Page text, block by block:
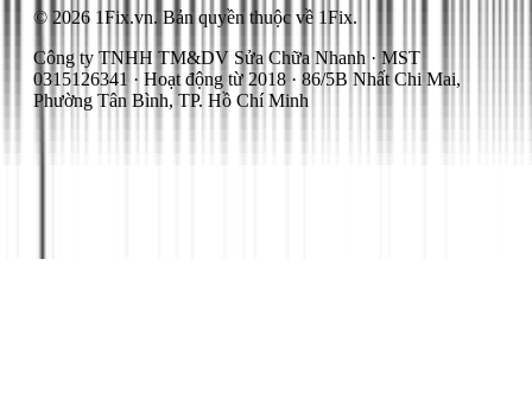
© 2026 1Fix.vn. Bản quyền thuộc về 1Fix.
Công ty TNHH TM&DV Sửa Chữa Nhanh · MST
0315126341 · Hoạt động từ 2018 · 86/5B Nhất Chi Mai,
Phường Tân Bình, TP. Hồ Chí Minh